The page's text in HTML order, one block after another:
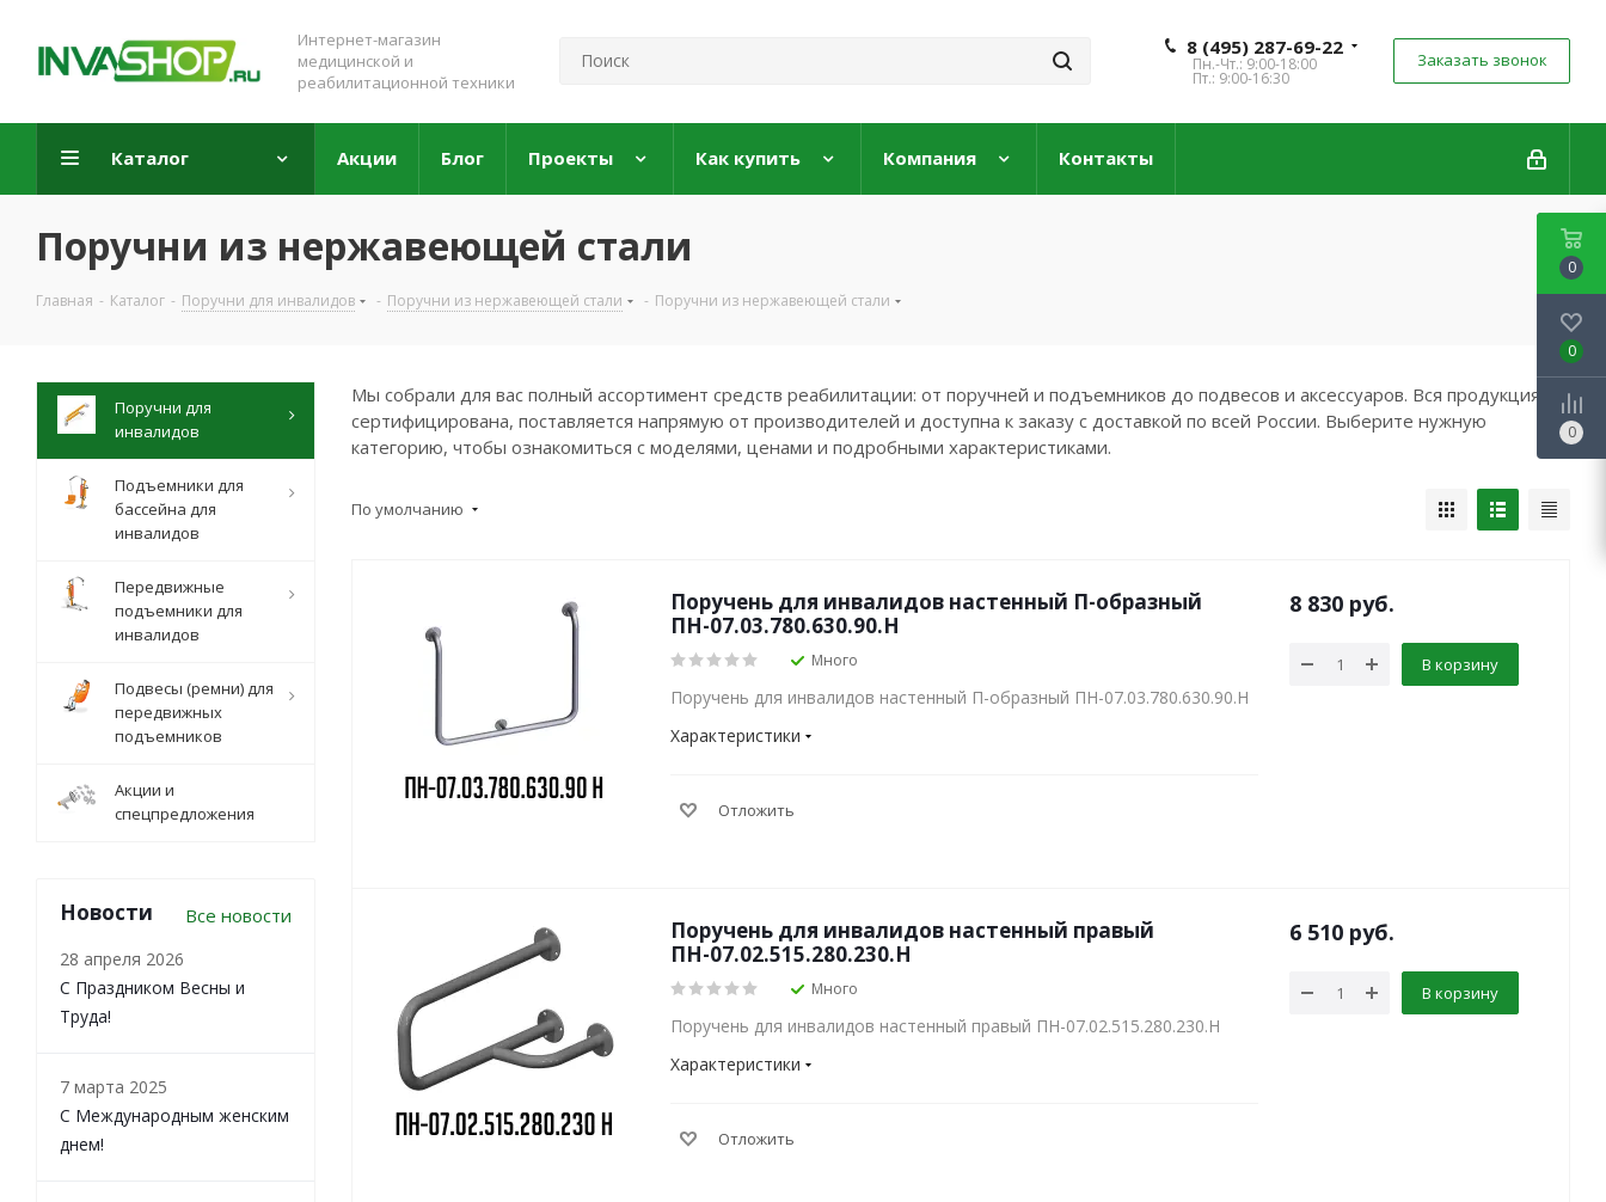
Интернет-магазин
медицинской и
реабилитационной техники
8 (495) 287-69-22
Пн.-Чт.: 9:00-18:00
Пт.: 9:00-16:30
Заказать звонок
Каталог Акции Блог Проекты Как купить Компания Контакты
Поручни из нержавеющей стали
Главная - Каталог - Поручни для инвалидов - Поручни из нержавеющей стали - Поручни из нержавеющей стали
Мы собрали для вас полный ассортимент средств реабилитации: от поручней и подъемников до подвесов и аксессуаров. Вся продукция
сертифицирована, поставляется напрямую от производителей и доступна к заказу с доставкой по всей России. Выберите нужную
категорию, чтобы ознакомиться с моделями, ценами и подробными характеристиками.
По умолчанию
Поручень для инвалидов настенный П-образный
ПН-07.03.780.630.90.Н
Много
Поручень для инвалидов настенный П-образный ПН-07.03.780.630.90.Н
Характеристики
Отложить
8 830 руб.
В корзину
Поручень для инвалидов настенный правый
ПН-07.02.515.280.230.Н
Много
Поручень для инвалидов настенный правый ПН-07.02.515.280.230.Н
Характеристики
Отложить
6 510 руб.
В корзину
Поручни для
инвалидов
Подъемники для
бассейна для
инвалидов
Передвижные
подъемники для
инвалидов
Подвесы (ремни) для
передвижных
подъемников
Акции и
спецпредложения
Новости Все новости
28 апреля 2026
С Праздником Весны и
Труда!
7 марта 2025
С Международным женским
днем!
0
0
0